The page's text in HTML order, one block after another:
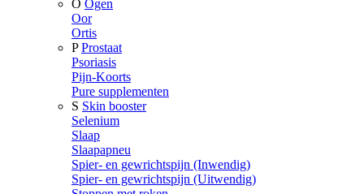
O Ogen
Oor
Ortis
P Prostaat
Psoriasis
Pijn-Koorts
Pure supplementen
S Skin booster
Selenium
Slaap
Slaapapneu
Spier- en gewrichtspijn (Inwendig)
Spier- en gewrichtspijn (Uitwendig)